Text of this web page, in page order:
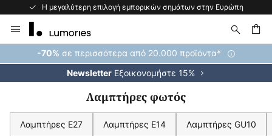
Η μεγαλύτερη επιλογή εμπορικών σημάτων στην Ευρώπη
Μετάβαση
στο
περιεχόμενο
-70% σε περισσότερα από 20.000 προϊόντα*
Newsletter Εξοικονομήστε 15%
Λαμπτήρες φωτός
Λαμπτήρες E27 Λαμπτήρες E14 Λαμπτήρες GU10